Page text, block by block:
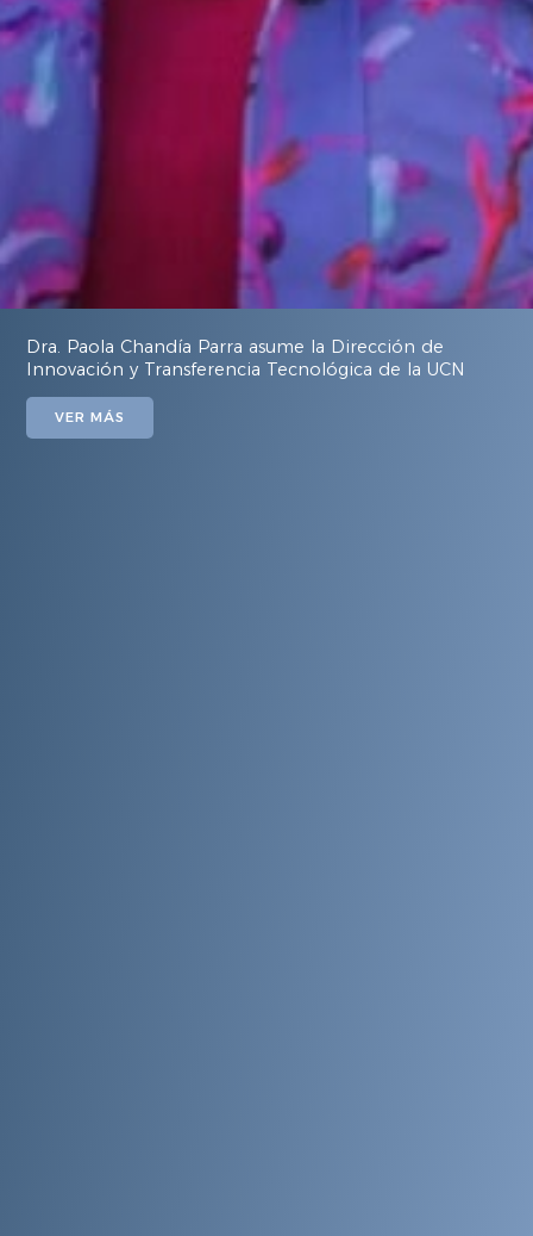
Dra. Paola Chandía Parra asume la Dirección de
Innovación y Transferencia Tecnológica de la UCN
VER MÁS